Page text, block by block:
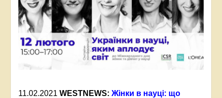
11.02.2021 WESTNEWS: Жінки в науці: що